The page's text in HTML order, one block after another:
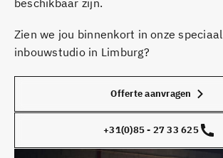
Zien we jou binnenkort in onze
inbouwstudio in Limburg?
Offerte aanvragen
+31(0)85 - 27 33 625